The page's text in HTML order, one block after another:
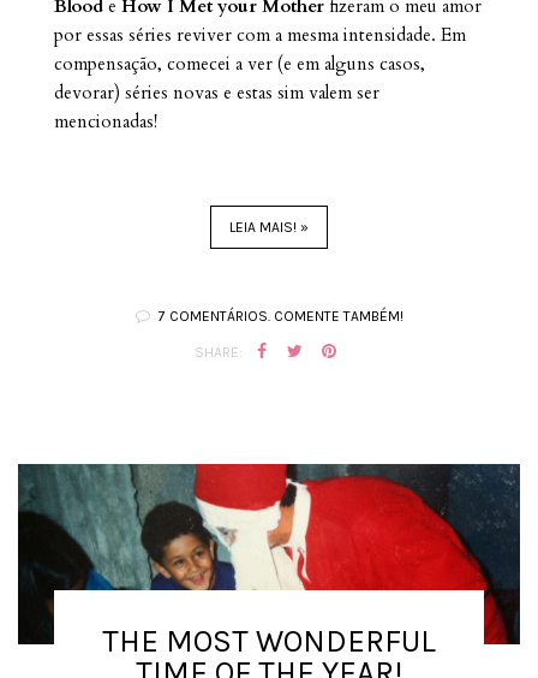
Blood e How I Met your Mother fizeram o meu amor
por essas séries reviver com a mesma intensidade. Em
compensação, comecei a ver (e em alguns casos,
devorar) séries novas e estas sim valem ser
mencionadas!
LEIA MAIS! »
7 COMENTÁRIOS. COMENTE TAMBÉM!
SHARE:
THE MOST WONDERFUL